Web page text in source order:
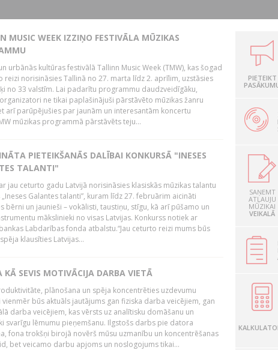
MUSIC WEEK IZZIŅO FESTIVĀLA MŪZIKAS
urbānās kultūras festivālā Tallinn Music Week (TMW), kas šogad
reizi norisināsies Tallinā no 27. marta līdz 2. aprīlim, uzstāsies
no 33 valstīm. Lai padarītu programmu daudzveidīgāku,
ne tikai paplašinājuši pārstāvēto mūzikas žanru
arī parūpējušies par jaunām un interesantām koncertu
mūzikas programmā pārstāvēts teju...
PIETEIKŠANĀS DALĪBAI KONKURSĀ "INESES
TALANTI"
jau ceturto gadu Latvijā norisināsies klasiskās mūzikas talantu
Galantes talanti”, kuram līdz 27. februārim aicināti
bērni un jaunieši – vokālisti, taustiņu, stīgu, kā arī pūšamo un
mākslinieki no visas Latvijas. Konkurss notiek ar
Labdarības fonda atbalstu.“Jau ceturto reizi mums būs
klausīties Latvijas...
KĀ SEVIS MOTIVĀCIJA DARBA VIETĀ
plānošana un spēja koncentrēties uzdevumu
vienmēr būs aktuāls jautājums gan fiziska darba veicējiem, gan
darba veicējiem, kas vērsts uz analītisku domāšanu un
svarīgu lēmumu pieņemšanu. Ilgstošs darbs pie datora
fona trokšņi birojā novērš mūsu uzmanību un koncentrēšanas
bet veicamo darbu apjoms un noslogojums tikai...
PIETEIKT
SAŅEMT
ATĻAUJU
MŪZIKAI
VEIKALĀ